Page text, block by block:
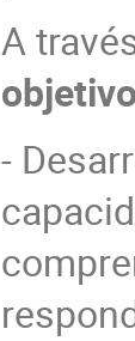
A
-